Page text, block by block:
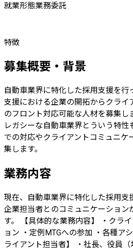
就業形態業務委託
特徴
募集概要・背景
自動車業界に特化した採用支援を行
支援における企業の開拓からクライ
のフロント対応可能な人材を募集し
レガシーな自動車業界とういう特
での対応やクライアントコミュニケ
集します。
業務内容
現在、自動車業界に特化した採用支
企業担当者とのコミュニケーション
す。 【具体的な業務内容】 ・クラ
ョン ・定例MTGへの参加 ・各種ア
ライアント担当者】 ・社長、役員